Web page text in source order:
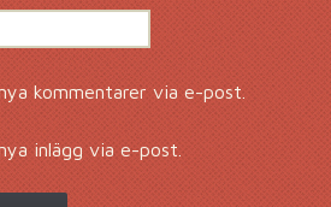
kommentarer via e-post.
inlägg via e-post.